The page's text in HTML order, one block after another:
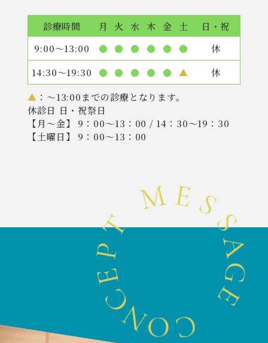
診療時間 月 火 水 木 金 土
日・祝
9:00〜13:00
● ● ● ● ● ●
休
14:30〜19:30
● ● ● ● ● ▲
休
▲ ：〜13:00までの診療となります。
休診日 日・祝祭日
【月〜金】 9：00〜13：00 / 14：30〜19：30
【土曜日】 9：00〜13：00
C
O
N
C
E
PT ME
S
S
A
G
E